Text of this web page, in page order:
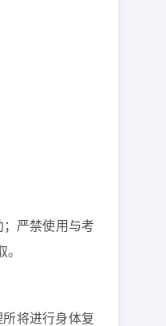
严禁使用与考
将进行身体复